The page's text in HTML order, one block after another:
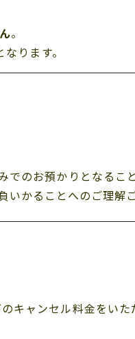
。
なります。
でのお預かりとなること
いかることへのご理解
キャンセル料金をいた